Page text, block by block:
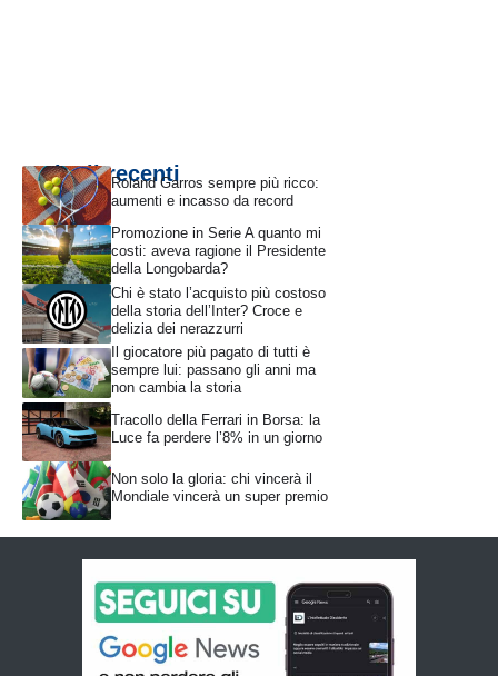
Articoli recentiRoland Garros sempre più ricco:
aumenti e incasso da record
Promozione in Serie A quanto mi
costi: aveva ragione il Presidente
della Longobarda?
Chi è stato l’acquisto più costoso
della storia dell’Inter? Croce e
delizia dei nerazzurri
Il giocatore più pagato di tutti è
sempre lui: passano gli anni ma
non cambia la storia
Tracollo della Ferrari in Borsa: la
Luce fa perdere l’8% in un giorno
Non solo la gloria: chi vincerà il
Mondiale vincerà un super premio